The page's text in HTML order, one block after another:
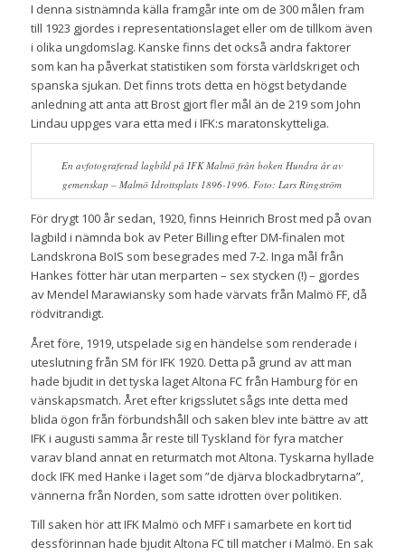
I denna sistnämnda källa framgår inte om de 300 målen fram
till 1923 gjordes i representationslaget eller om de tillkom även
i olika ungdomslag. Kanske finns det också andra faktorer
som kan ha påverkat statistiken som första världskriget och
spanska sjukan. Det finns trots detta en högst betydande
anledning att anta att Brost gjort fler mål än de 219 som John
Lindau uppges vara etta med i IFK:s maratonskytteliga.
En avfotograferad lagbild på IFK Malmö från boken Hundra år av
gemenskap – Malmö Idrottsplats 1896-1996. Foto: Lars Ringström
För drygt 100 år sedan, 1920, finns Heinrich Brost med på ovan
lagbild i nämnda bok av Peter Billing efter DM-finalen mot
Landskrona BoIS som besegrades med 7-2. Inga mål från
Hankes fötter här utan merparten – sex stycken (!) – gjordes
av Mendel Marawiansky som hade värvats från Malmö FF, då
rödvitrandigt.
Året före, 1919, utspelade sig en händelse som renderade i
uteslutning från SM för IFK 1920. Detta på grund av att man
hade bjudit in det tyska laget Altona FC från Hamburg för en
vänskapsmatch. Året efter krigsslutet sågs inte detta med
blida ögon från förbundshåll och saken blev inte bättre av att
IFK i augusti samma år reste till Tyskland för fyra matcher
varav bland annat en returmatch mot Altona. Tyskarna hyllade
dock IFK med Hanke i laget som ”de djärva blockadbrytarna”,
vännerna från Norden, som satte idrotten över politiken.
Till saken hör att IFK Malmö och MFF i samarbete en kort tid
dessförinnan hade bjudit Altona FC till matcher i Malmö. En sak